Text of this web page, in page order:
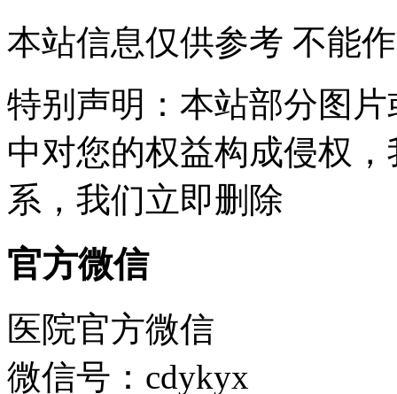
本站信息仅供参考 不能
特别声明：本站部分图
中对您的权益构成侵权
系，我们立即删除
官方微信
医院官方微信
微信号：cdykyx